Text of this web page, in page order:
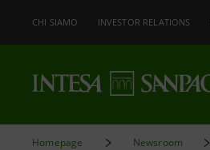
CHI SIAMO INVESTOR RELATIONS
Homepage Newsroom